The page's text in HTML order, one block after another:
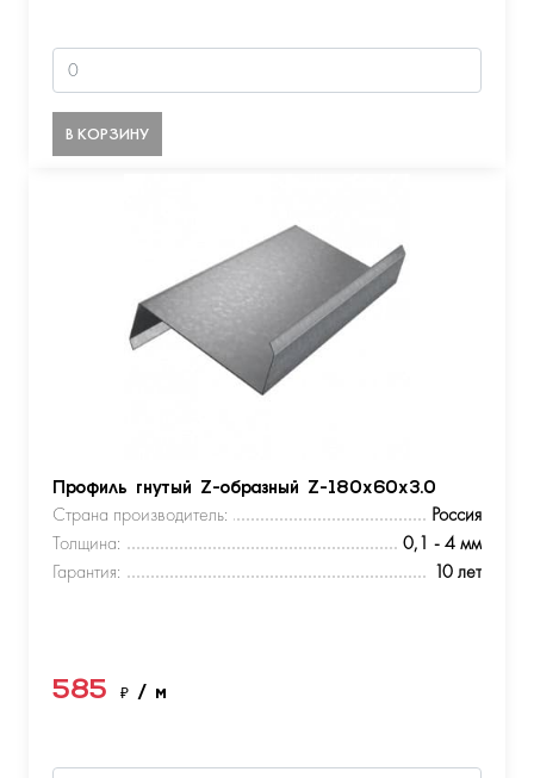
В КОРЗИНУ
Профиль гнутый Z-образный Z-180х60х3.0
Страна производитель:
Россия
Толщина:
0,1 - 4 мм
Гарантия:
10 лет
585 ₽ / м